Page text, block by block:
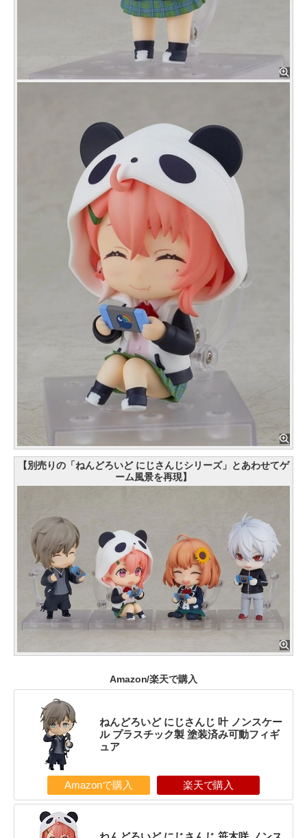
【別売りの「ねんどろいど にじさんじシリーズ」とあわせてゲ
ーム風景を再現】
Amazon/楽天で購入
ねんどろいど にじさんじ 叶 ノンスケー
ル プラスチック製 塗装済み可動フィギ
ュア
Amazonで購入 楽天で購入